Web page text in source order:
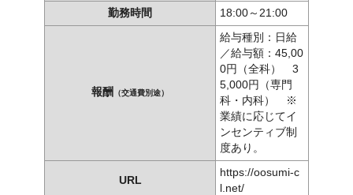
勤務時間 18:00～21:00
報酬 （交通費別途）
給与種別：日給
／給与額：45,00
0円（全科） 3
5,000円（専門
科・内科） ※
業績に応じてイ
ンセンティブ制
度あり。
URL
https://oosumi-c
l.net/